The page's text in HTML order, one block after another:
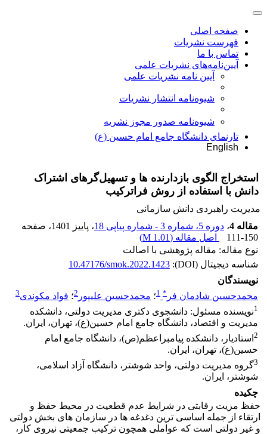
صفحه اصلی
فهرست نشریات
تماس با ما
آیین‌نامه‌های نشریات علمی
آیین نامه نشریات علمی
شیوه‌نامه انتشار نشریات
شیوهنامه صدور مجوز نشریه
تارنمای دانشگاه جامع امام حسین (ع)
English
استخراج الگوی بازدارنده ها و تسهیل‌گرهای اشتراک
دانش با استفاده از روش فراترکیب
مدیریت راهبردی دانش سازمانی
مقاله 4
، دوره 5، شماره 3 - شماره پیاپی 18 ، پاییز 1401
، صفحه
111-150
اصل مقاله (1.01 M
)
نوع مقاله: مقاله پژوهشی با اصالت
شناسه دیجیتال (DOI):
10.47176/smok.2022.1423
نویسندگان
محمدحسین شادمان فر *
1؛ محمدحسین علیپور 2؛ فواد مکوندی3
1نویسنده مسئول: دانشجوی دکتری مدیریت دولتی، دانشکده
مدیریت و اقتصاد، دانشگاه جامع امام حسین(ع)، تهران، ایران.
2 استادیار، دانشکده پیامبراعظم(ص)، دانشگاه جامع امام
حسین(ع)، تهران، ایران.
3گروه مدیریت دولتی، واحد شوشتر، دانشگاه آزاد اسلامی،
شوشتر، ایران.
چکیده
حفظ مزیت رقابتی در شرایط عدم قطعیت در محیط حفظ و
ارتقاء از جمله اساسی ترین دغدغه ها در سازمان های بخش دولتی
و غیر دولتی است که عواملی همچون ترکیب جمعیتی نیروی کار،